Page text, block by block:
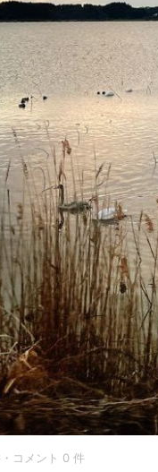
コメント 0 件